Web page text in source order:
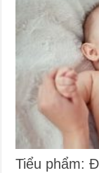
Tiểu phẩm: